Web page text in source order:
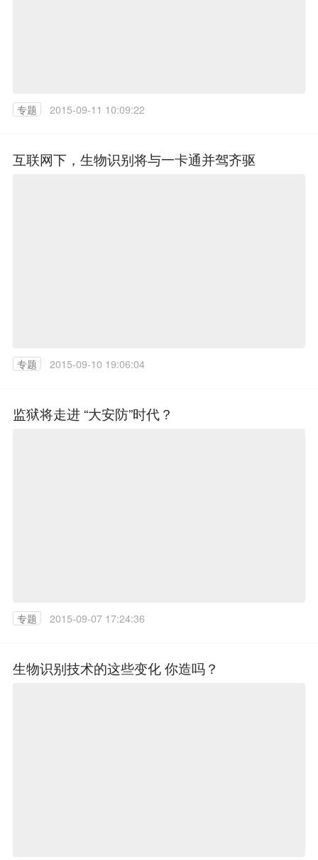
专题 2015-09-11 10:09:22
互联网下，生物识别将与一卡通并驾齐驱
专题 2015-09-10 19:06:04
监狱将走进 “大安防”时代？
专题 2015-09-07 17:24:36
生物识别技术的这些变化 你造吗？